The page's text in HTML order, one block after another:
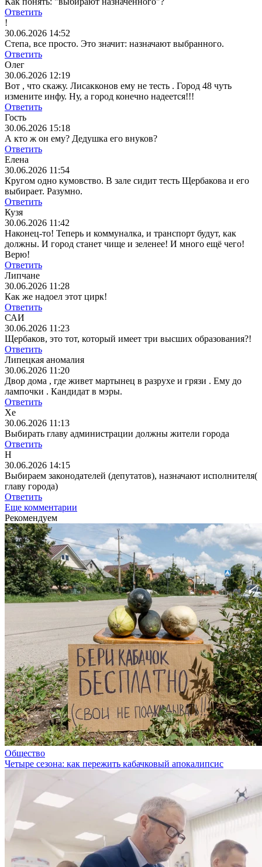
Ответить
!
30.06.2026 14:52
Степа, все просто. Это значит: назначают выбранного.
Ответить
Олег
30.06.2026 12:19
Вот , что скажу. Лисакконов ему не тесть . Город 48 чуть
измените инфу. Ну, а город конечно надеется!!!
Ответить
Гость
30.06.2026 15:18
А кто ж он ему? Дедушка его внуков?
Ответить
Елена
30.06.2026 11:54
Кругом одно кумовство. В зале сидит тесть Щербакова и его
выбирает. Разумно.
Ответить
Кузя
30.06.2026 11:42
Наконец-то! Теперь и коммуналка, и транспорт будут, как
должны. И город станет чище и зеленее! И много ещё чего!
Верю!
Ответить
Липчане
30.06.2026 11:28
Как же надоел этот цирк!
Ответить
САИ
30.06.2026 11:23
Щербаков, это тот, который имеет три высших образования?!
Ответить
Липецкая аномалия
30.06.2026 11:20
Двор дома , где живет мартынец в разрухе и грязи . Ему до
лампочки . Кандидат в мэры.
Ответить
Хе
30.06.2026 11:13
Выбирать главу администрации должны жители города
Ответить
Н
30.06.2026 14:15
Выбираем законодателей (депутатов), назначают исполнителя(
главу города)
Ответить
Еще комментарии
Рекомендуем
Общество
Четыре сезона: как пережить кабачковый апокалипсис